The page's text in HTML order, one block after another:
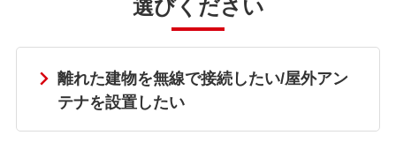
離れた建物を無線で接続したい/屋外アン
テナを設置したい